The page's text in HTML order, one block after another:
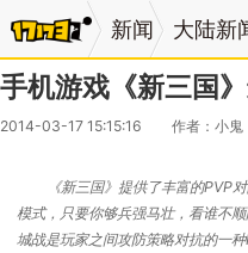
新闻 大陆新
手机游戏《新三国
2014-03-17 15:15:16 作者：小鬼
《新三国》提供了丰富的PVP
模式，只要你够兵强马壮，看谁不
城战是玩家之间攻防策略对抗的一